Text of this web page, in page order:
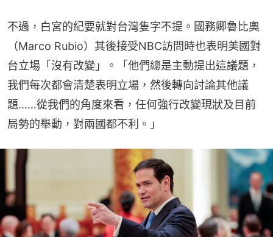
不過，白宮的紀要就對台灣隻字不提。國務卿魯比奧
（Marco Rubio）其後接受NBC訪問時也表明美國對
台立場「沒有改變」。「他們總是主動提出這議題，
我們每次都會清楚表明立場，然後轉向討論其他議
題……從我們的角度來看，任何強行改變現狀及目前
局勢的舉動，對兩國都不利。」